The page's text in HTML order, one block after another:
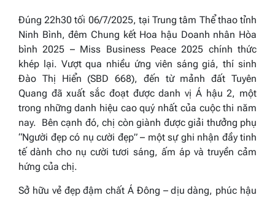
Đúng 22h30 tối 06/7/2025, tại Trung tâm Thể thao tỉnh
Ninh Bình, đêm Chung kết Hoa hậu Doanh nhân Hòa
bình 2025 – Miss Business Peace 2025 chính thức
khép lại. Vượt qua nhiều ứng viên sáng giá, thí sinh
Đào Thị Hiển (SBD 668), đến từ mảnh đất Tuyên
Quang đã xuất sắc đoạt được danh vị Á hậu 2, một
trong những danh hiệu cao quý nhất của cuộc thi năm
nay. Bên cạnh đó, chị còn giành được giải thưởng phụ
“Người đẹp có nụ cười đẹp” – một sự ghi nhận đầy tinh
tế dành cho nụ cười tươi sáng, ấm áp và truyền cảm
hứng của chị.
Sở hữu vẻ đẹp đậm chất Á Đông – dịu dàng, phúc hậu